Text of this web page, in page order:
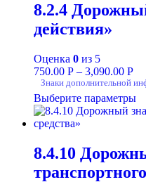
8.2.4
действия»
Оценка 0 из 5
750.00 Р – 3,090.00 Р
Знаки дополнительной
Выберите параметры
8.4.10